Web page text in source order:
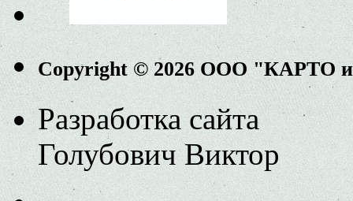
Copyright © 2026 ООО "КАРТО
Разработка сайта
Голубович Виктор